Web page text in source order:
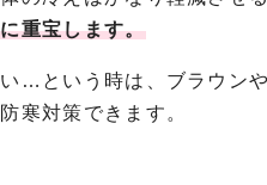
重宝します。
…という時は、ブラウン
寒対策できます。